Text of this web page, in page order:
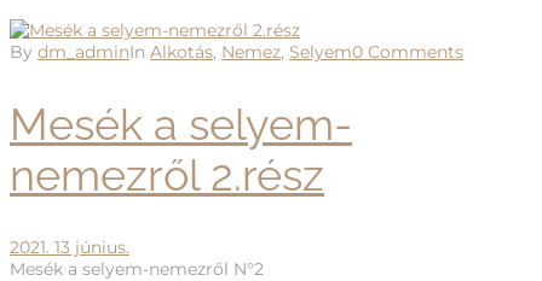
By dm_adminIn Alkotás, Nemez, Selyem0 Comments
Mesék a selyem-
nemezről 2.rész
2021. 13 június.
Mesék a selyem-nemezről N°2